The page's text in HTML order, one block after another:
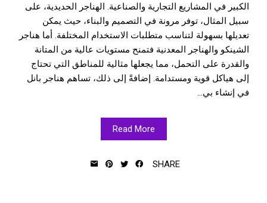
الكبير في المشاريع التجارية والصناعية. الهناجر الحديدية، على
سبيل المثال، توفر مرونة في التصميم والبناء، حيث يمكن
تعديلها بسهولة لتناسب متطلبات الاستخدام المختلفة. أما هناجر
الشينكو والهناجر المعدنية فتمنح مستويات عالية من المتانة
والقدرة على التحمل، مما يجعلها مثالية للمناطق التي تحتاج
إلى هياكل قوية ومستدامة. إضافةً إلى ذلك، تساهم هناجر بانل
في إنشاء بي...
Read More
SHARE